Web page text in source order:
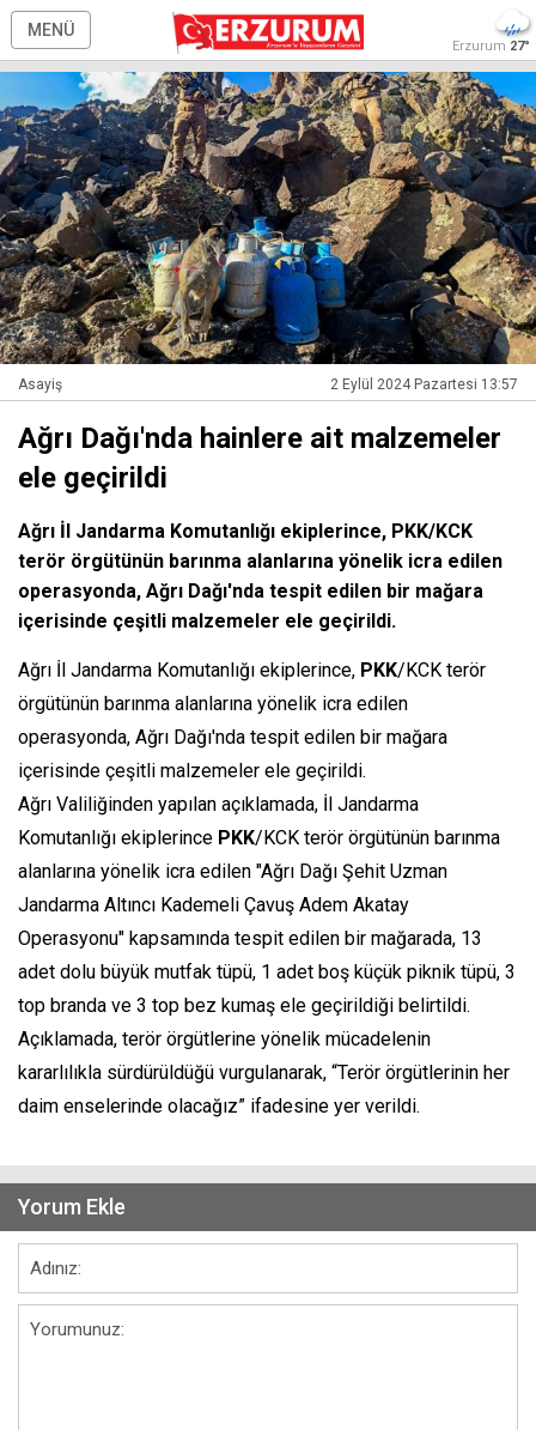
MENÜ
Erzurum 27°
Asayiş 2 Eylül 2024 Pazartesi 13:57
Ağrı Dağı'nda hainlere ait malzemeler
ele geçirildi
Ağrı İl Jandarma Komutanlığı ekiplerince, PKK/KCK
terör örgütünün barınma alanlarına yönelik icra edilen
operasyonda, Ağrı Dağı'nda tespit edilen bir mağara
içerisinde çeşitli malzemeler ele geçirildi.
Ağrı İl Jandarma Komutanlığı ekiplerince, PKK/KCK terör
örgütünün barınma alanlarına yönelik icra edilen
operasyonda, Ağrı Dağı'nda tespit edilen bir mağara
içerisinde çeşitli malzemeler ele geçirildi.
Ağrı Valiliğinden yapılan açıklamada, İl Jandarma
Komutanlığı ekiplerince PKK/KCK terör örgütünün barınma
alanlarına yönelik icra edilen "Ağrı Dağı Şehit Uzman
Jandarma Altıncı Kademeli Çavuş Adem Akatay
Operasyonu" kapsamında tespit edilen bir mağarada, 13
adet dolu büyük mutfak tüpü, 1 adet boş küçük piknik tüpü, 3
top branda ve 3 top bez kumaş ele geçirildiği belirtildi.
Açıklamada, terör örgütlerine yönelik mücadelenin
kararlılıkla sürdürüldüğü vurgulanarak, “Terör örgütlerinin her
daim enselerinde olacağız” ifadesine yer verildi.
Yorum Ekle